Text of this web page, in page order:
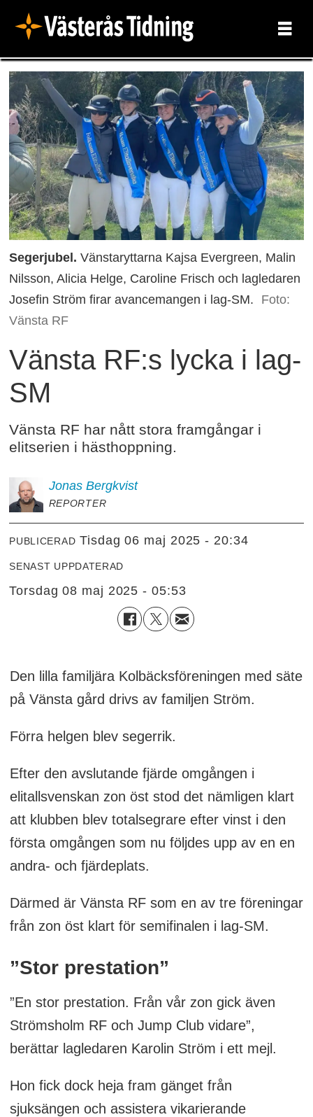
Segerjubel.Vänstaryttarna Kajsa Evergreen, Malin
Nilsson, Alicia Helge, Caroline Frisch och lagledaren
Josefin Ström firar avancemangen i lag-SM.
Foto:
Vänsta RF
Vänsta RF:s lycka i lag-
SM
Vänsta RF har nått stora framgångar i
elitserien i hästhoppning.
Jonas Bergkvist
REPORTER
PUBLICERAD tisdag 06 maj 2025 - 20:34
SENAST UPPDATERAD
torsdag 08 maj 2025 - 05:53
Den lilla familjära Kolbäcksföreningen med säte
på Vänsta gård drivs av familjen Ström.
Förra helgen blev segerrik.
Efter den avslutande fjärde omgången i
elitallsvenskan zon öst stod det nämligen klart
att klubben blev totalsegrare efter vinst i den
första omgången som nu följdes upp av en en
andra- och fjärdeplats.
Därmed är Vänsta RF som en av tre föreningar
från zon öst klart för semifinalen i lag-SM.
”Stor prestation”
”En stor prestation. Från vår zon gick även
Strömsholm RF och Jump Club vidare”,
berättar lagledaren Karolin Ström i ett mejl.
Hon fick dock heja fram gänget från
sjuksängen och assistera vikarierande